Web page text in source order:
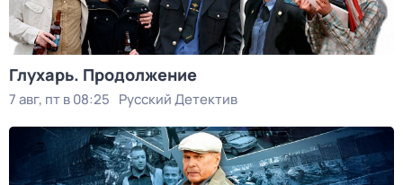
Глухарь. Продолжение
7 авг, пт в 08:25 Русский Детектив